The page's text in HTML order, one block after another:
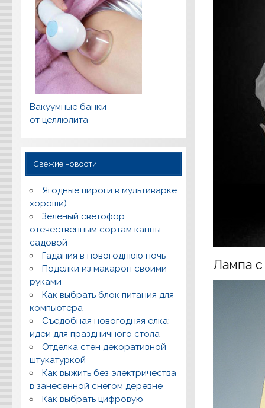
Лампа
Вакуумные банки
от целлюлита
Свежие новости
Ягодные пироги в мультиварке
хороши)
Зеленый светофор
отечественным сортам канны
садовой
Гадания в новогоднюю ночь
Поделки из макарон своими
руками
Как выбрать блок питания для
компьютера
Съедобная новогодняя елка:
идеи для праздничного стола
Отделка стен декоративной
штукатуркой
Как выжить без электричества
в занесенной снегом деревне
Как выбрать цифровую